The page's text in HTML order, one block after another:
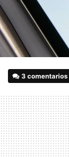
3 comentarios